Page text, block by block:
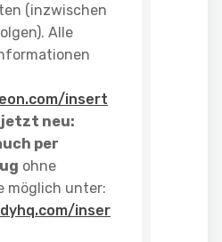
(inzwischen
Alle
insert
jetzt neu:
per
ohne
möglich unter:
inser